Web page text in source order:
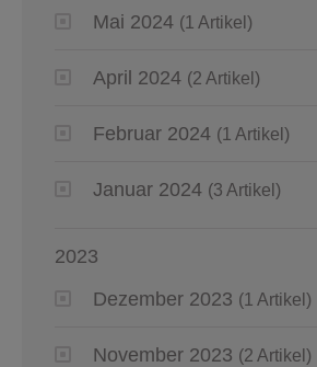
Mai 2024 (1 Artikel)
April 2024 (2 Artikel)
Februar 2024 (1 Artikel)
Januar 2024 (3 Artikel)
2023
Dezember 2023 (1 Artikel)
November 2023 (2 Artikel)